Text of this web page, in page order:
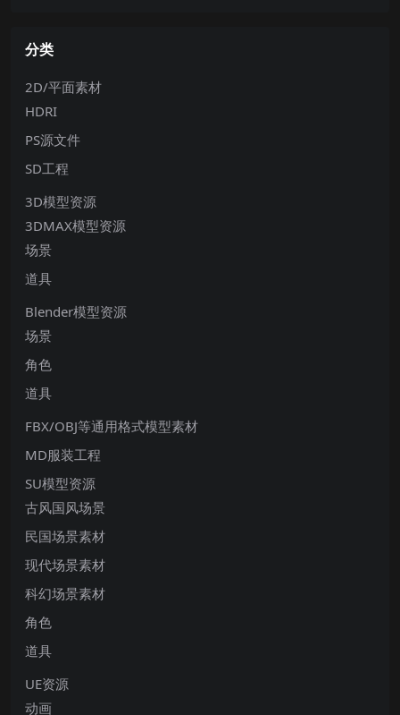
分类
2D/平面素材
HDRI
PS源文件
SD工程
3D模型资源
3DMAX模型资源
场景
道具
Blender模型资源
场景
角色
道具
FBX/OBJ等通用格式模型素材
MD服装工程
SU模型资源
古风国风场景
民国场景素材
现代场景素材
科幻场景素材
角色
道具
UE资源
动画